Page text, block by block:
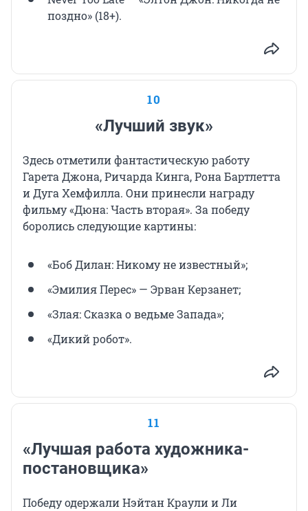
поздно» (18+).
10
«Лучший звук»
Здесь отметили фантастическую работу
Гарета Джона, Ричарда Кинга, Рона Бартлетта
и Дуга Хемфилла. Они принесли награду
фильму «Дюна: Часть вторая». За победу
боролись следующие картины:
«Боб Дилан: Никому не известный»;
«Эмилия Перес» — Эрван Керзанет;
«Злая: Сказка о ведьме Запада»;
«Дикий робот».
11
«Лучшая работа художника-
постановщика»
Победу одержали Нэйтан Краули и Ли